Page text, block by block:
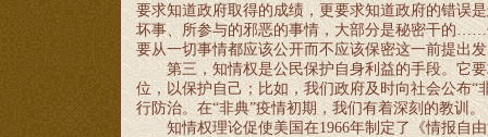
要求知道政府取得的成绩，更要求知道政府的错误
坏事、所参与的邪恶的事情，大部分是秘密干的
要从一切事情都应该公开而不应该保密这一前提出
第三，知情权是公民保护自身利益的手段。它
位，以保护自己；比如，我们政府及时向社会公布“
行防治。在“非典”疫情初期，我们有着深刻的教训。
知情权理论促使美国在1966年制定了《情报自